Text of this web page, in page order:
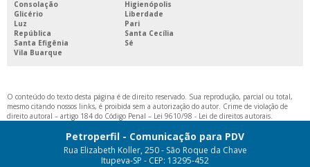
STOPPER DE SUPERMERCADO
STOPPER PARA GÔNDOLAS
TESTEIRA PARA GÔNDOLA
Consolação
Higienópolis
Glicério
Liberdade
Luz
Pari
República
Santa Cecília
Santa Efigênia
Sé
Vila Buarque
O conteúdo do texto desta página é de direito reservado. Sua reprodução, parcial ou total,
mesmo citando nossos links, é proibida sem a autorização do autor. Crime de violação de
direito autoral – artigo 184 do Código Penal – Lei 9610/98 - Lei de direitos autorais.
Petroperfil - Comunicação para PDV
Rua Elizabeth Koller, 250 - São Roque da Chave
Itupeva-SP - CEP: 13295-452